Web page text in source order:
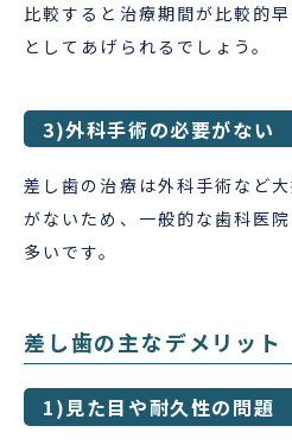
比較すると治療期間が比較的
としてあげられるでしょう。
3)外科手術の必要がない
差し歯の治療は外科手術など
がないため、一般的な歯科医
多いです。
差し歯の主なデメリット
1)見た目や耐久性の問題